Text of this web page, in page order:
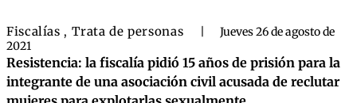
Fiscalías , Trata de personas
Jueves 26 de agosto de
2021
Resistencia: la fiscalía pidió 15 años de prisión para la
integrante de una asociación civil acusada de reclutar